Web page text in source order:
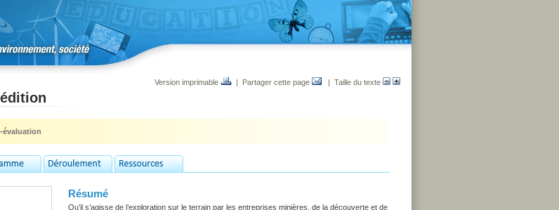
Version imprimable | Partager cette page | Taille du texte
évaluation
Résumé
Qu’il s’agisse de l’exploration sur le terrain par les entreprises minières, de la découverte et de